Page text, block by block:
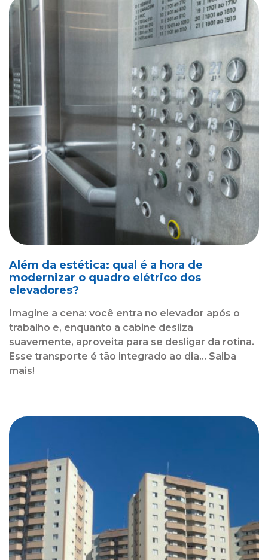
Além da estética: qual é a hora de
modernizar o quadro elétrico dos
elevadores?
Imagine a cena: você entra no elevador após o
trabalho e, enquanto a cabine desliza
suavemente, aproveita para se desligar da rotina.
Esse transporte é tão integrado ao dia... Saiba
mais!